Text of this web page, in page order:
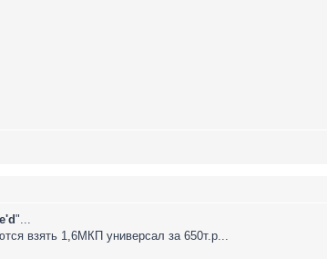
"...
взять 1,6МКП универсал за 650т.р...